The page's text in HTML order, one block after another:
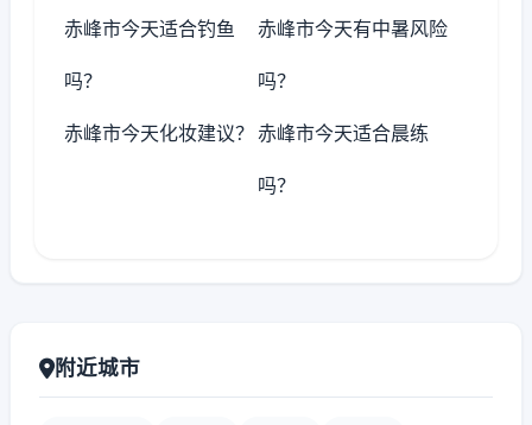
赤峰市今天适合钓鱼
吗？
赤峰市今天有中暑风险
吗？
赤峰市今天化妆建议？ 赤峰市今天适合晨练
吗？
附近城市